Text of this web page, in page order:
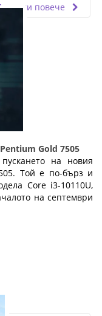
повече
Gold 7505
на новия
Той е по-бърз и
Core i3-10110U,
на септември